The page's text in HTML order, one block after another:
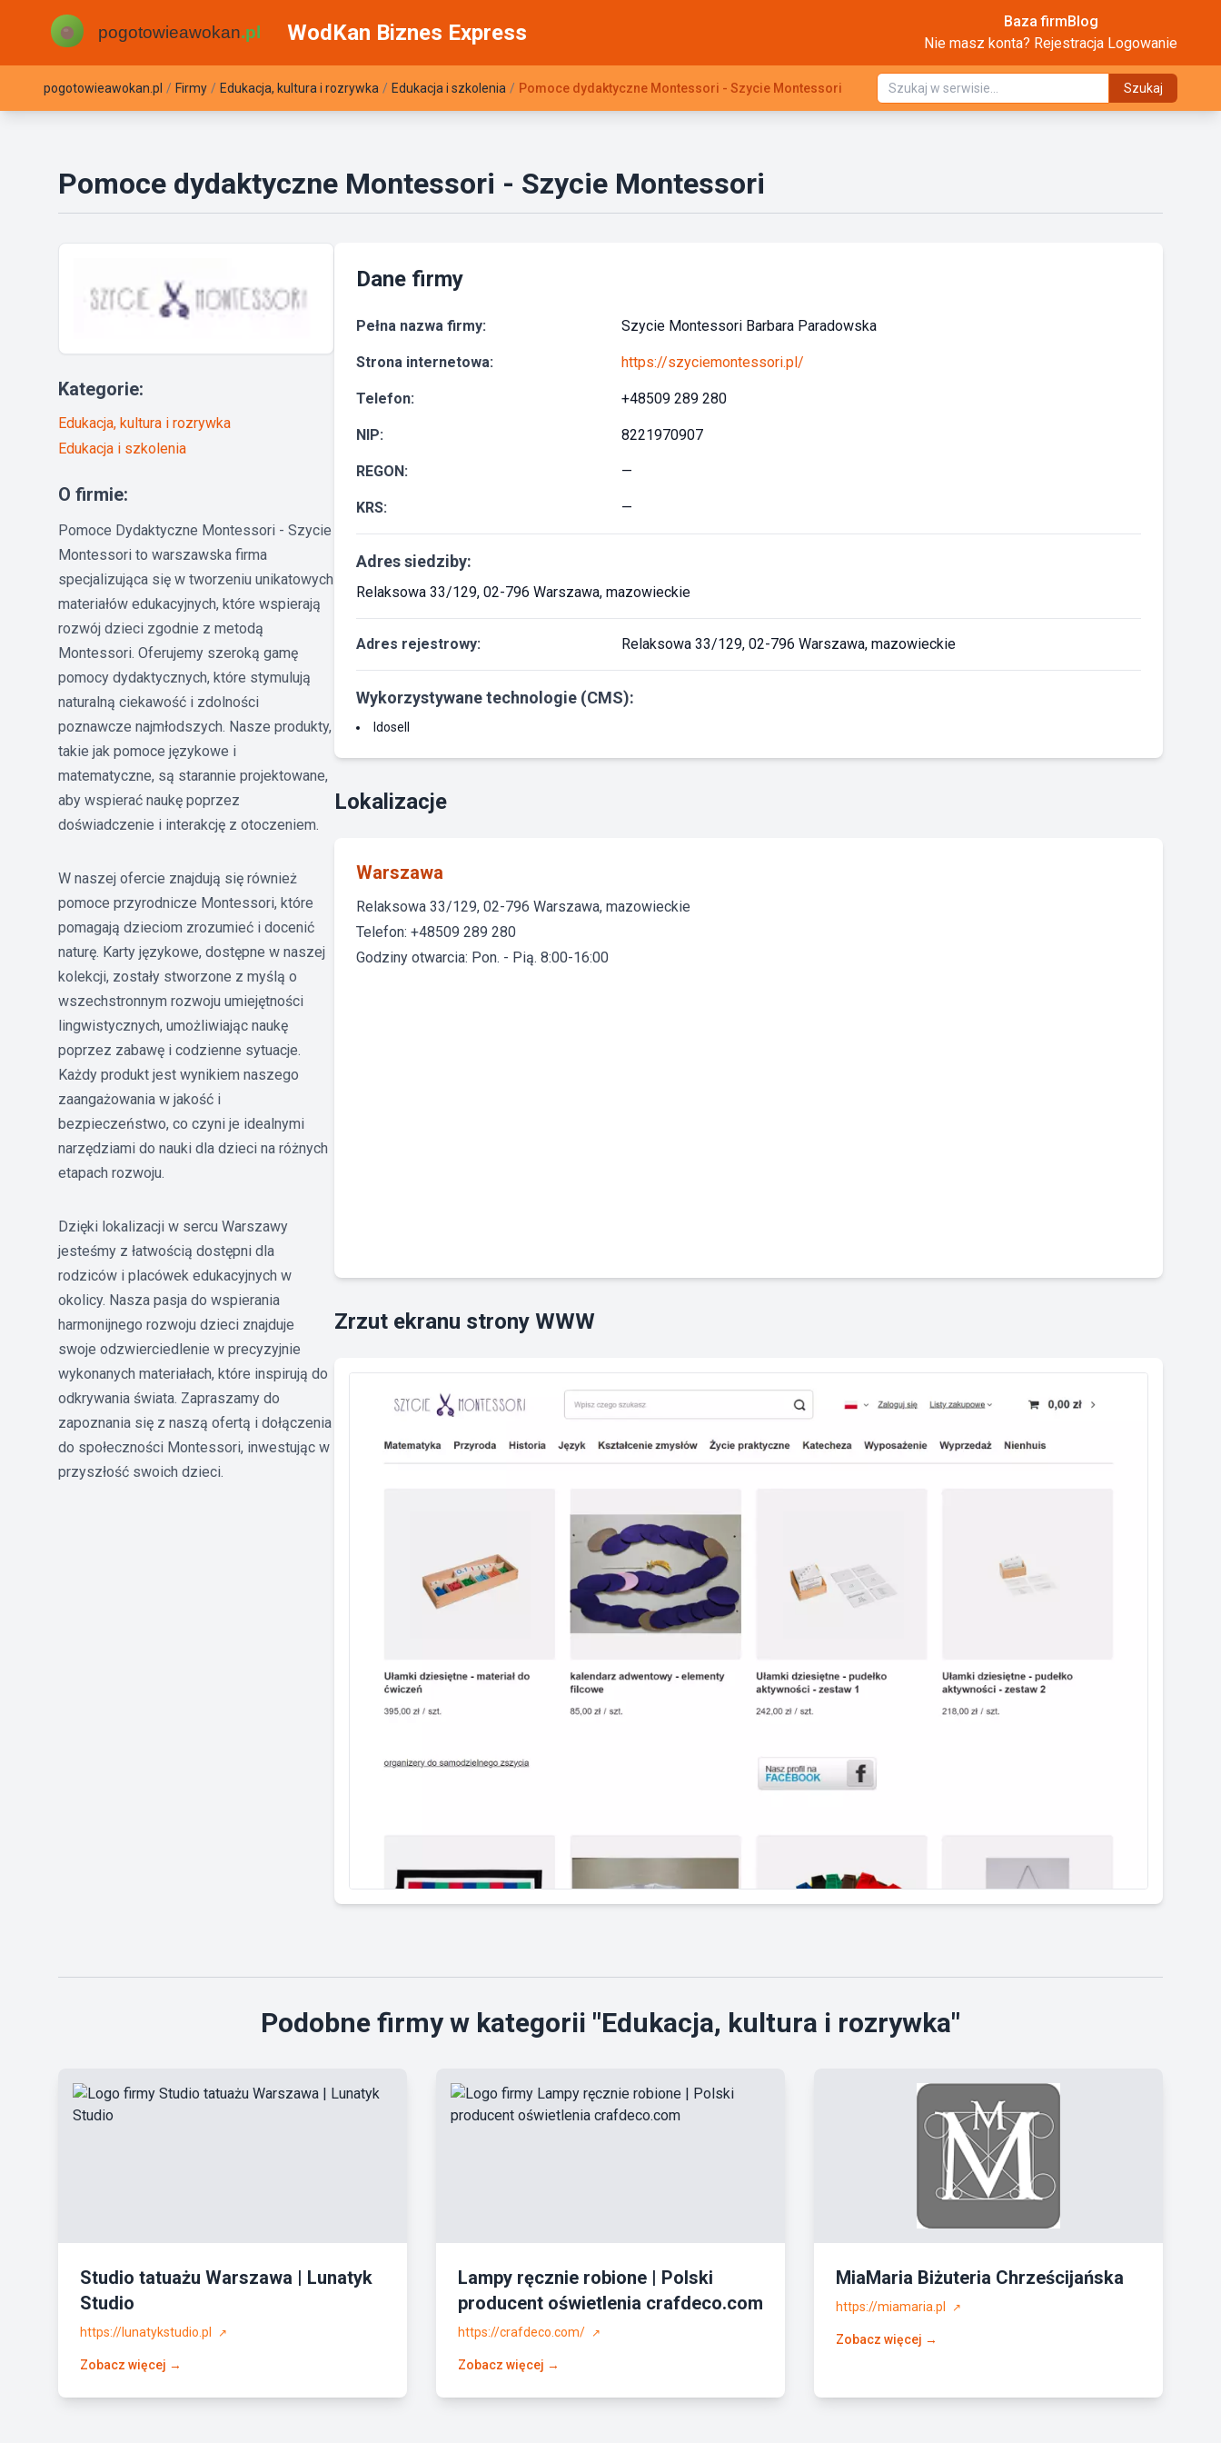
WodKan Biznes Express Baza firmBlog
Nie masz konta? Rejestracja Logowanie
pogotowieawokan.pl / Firmy / Edukacja, kultura i rozrywka / Edukacja i szkolenia / Pomoce dydaktyczne Montessori - Szycie Montessori Szukaj
Pomoce dydaktyczne Montessori - Szycie Montessori
Kategorie:
Edukacja, kultura i rozrywka
Edukacja i szkolenia
O firmie:
Pomoce Dydaktyczne Montessori - Szycie
Montessori to warszawska firma
specjalizująca się w tworzeniu unikatowych
materiałów edukacyjnych, które wspierają
rozwój dzieci zgodnie z metodą
Montessori. Oferujemy szeroką gamę
pomocy dydaktycznych, które stymulują
naturalną ciekawość i zdolności
poznawcze najmłodszych. Nasze produkty,
takie jak pomoce językowe i
matematyczne, są starannie projektowane,
aby wspierać naukę poprzez
doświadczenie i interakcję z otoczeniem.
W naszej ofercie znajdują się również
pomoce przyrodnicze Montessori, które
pomagają dzieciom zrozumieć i docenić
naturę. Karty językowe, dostępne w naszej
kolekcji, zostały stworzone z myślą o
wszechstronnym rozwoju umiejętności
lingwistycznych, umożliwiając naukę
poprzez zabawę i codzienne sytuacje.
Każdy produkt jest wynikiem naszego
zaangażowania w jakość i
bezpieczeństwo, co czyni je idealnymi
narzędziami do nauki dla dzieci na różnych
etapach rozwoju.
Dzięki lokalizacji w sercu Warszawy
jesteśmy z łatwością dostępni dla
rodziców i placówek edukacyjnych w
okolicy. Nasza pasja do wspierania
harmonijnego rozwoju dzieci znajduje
swoje odzwierciedlenie w precyzyjnie
wykonanych materiałach, które inspirują do
odkrywania świata. Zapraszamy do
zapoznania się z naszą ofertą i dołączenia
do społeczności Montessori, inwestując w
przyszłość swoich dzieci.
Dane firmy
Pełna nazwa firmy: Szycie Montessori Barbara Paradowska
Strona internetowa: https://szyciemontessori.pl/
Telefon: +48509 289 280
NIP: 8221970907
REGON: —
KRS: —
Adres siedziby:
Relaksowa 33/129, 02-796 Warszawa, mazowieckie
Adres rejestrowy: Relaksowa 33/129, 02-796 Warszawa, mazowieckie
Wykorzystywane technologie (CMS):
Idosell
Lokalizacje
Warszawa
Relaksowa 33/129, 02-796 Warszawa, mazowieckie
Telefon: +48509 289 280
Godziny otwarcia: Pon. - Pią. 8:00-16:00
Zrzut ekranu strony WWW
Podobne firmy w kategorii "Edukacja, kultura i rozrywka"
Studio tatuażu Warszawa | Lunatyk
Studio
https://lunatykstudio.pl ↗
Zobacz więcej →
Lampy ręcznie robione | Polski
producent oświetlenia crafdeco.com
https://crafdeco.com/ ↗
Zobacz więcej →
MiaMaria Biżuteria Chrześcijańska
https://miamaria.pl ↗
Zobacz więcej →